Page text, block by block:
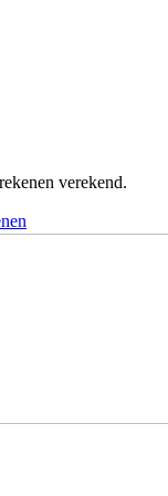
verekend.